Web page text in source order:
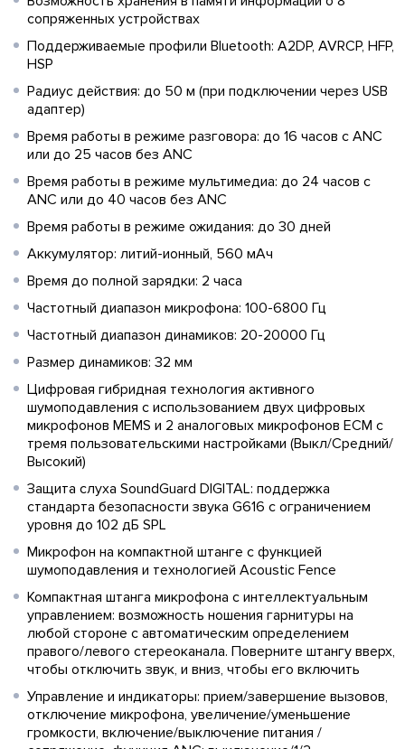
сопряженных устройствах
Поддерживаемые профили Bluetooth: A2DP, AVRCP, HFP,
HSP
Радиус действия: до 50 м (при подключении через USB
адаптер)
Время работы в режиме разговора: до 16 часов с ANC
или до 25 часов без ANC
Время работы в режиме мультимедиа: до 24 часов с
ANC или до 40 часов без ANC
Время работы в режиме ожидания: до 30 дней
Аккумулятор: литий-ионный, 560 мАч
Время до полной зарядки: 2 часа
Частотный диапазон микрофона: 100-6800 Гц
Частотный диапазон динамиков: 20-20000 Гц
Размер динамиков: 32 мм
Цифровая гибридная технология активного
шумоподавления с использованием двух цифровых
микрофонов MEMS и 2 аналоговых микрофонов ECM с
тремя пользовательскими настройками (Выкл/Средний/
Высокий)
Защита слуха SoundGuard DIGITAL: поддержка
стандарта безопасности звука G616 с ограничением
уровня до 102 дБ SPL
Микрофон на компактной штанге с функцией
шумоподавления и технологией Acoustic Fence
Компактная штанга микрофона с интеллектуальным
управлением: возможность ношения гарнитуры на
любой стороне с автоматическим определением
правого/левого стереоканала. Поверните штангу вверх,
чтобы отключить звук, и вниз, чтобы его включить
Управление и индикаторы: прием/завершение вызовов,
отключение микрофона, увеличение/уменьшение
громкости, включение/выключение питания /